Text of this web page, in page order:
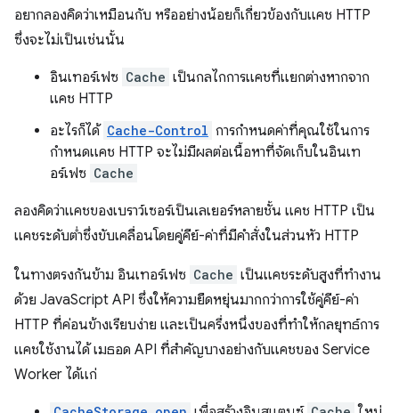
อยากลองคิดว่าเหมือนกับ หรืออย่างน้อยก็เกี่ยวข้องกับแคช HTTP
ซึ่งจะไม่เป็นเช่นนั้น
อินเทอร์เฟซ Cache เป็นกลไกการแคชที่แยกต่างหากจาก
แคช HTTP
อะไรก็ได้ Cache-Control การกำหนดค่าที่คุณใช้ในการ
กำหนดแคช HTTP จะไม่มีผลต่อเนื้อหาที่จัดเก็บในอินเท
อร์เฟซ Cache
ลองคิดว่าแคชของเบราว์เซอร์เป็นเลเยอร์หลายชั้น แคช HTTP เป็น
แคชระดับต่ำซึ่งขับเคลื่อนโดยคู่คีย์-ค่าที่มีคำสั่งในส่วนหัว HTTP
ในทางตรงกันข้าม อินเทอร์เฟซ Cache เป็นแคชระดับสูงที่ทำงาน
ด้วย JavaScript API ซึ่งให้ความยืดหยุ่นมากกว่าการใช้คู่คีย์-ค่า
HTTP ที่ค่อนข้างเรียบง่าย และเป็นครึ่งหนึ่งของที่ทำให้กลยุทธ์การ
แคชใช้งานได้ เมธอด API ที่สำคัญบางอย่างกับแคชของ Service
Worker ได้แก่